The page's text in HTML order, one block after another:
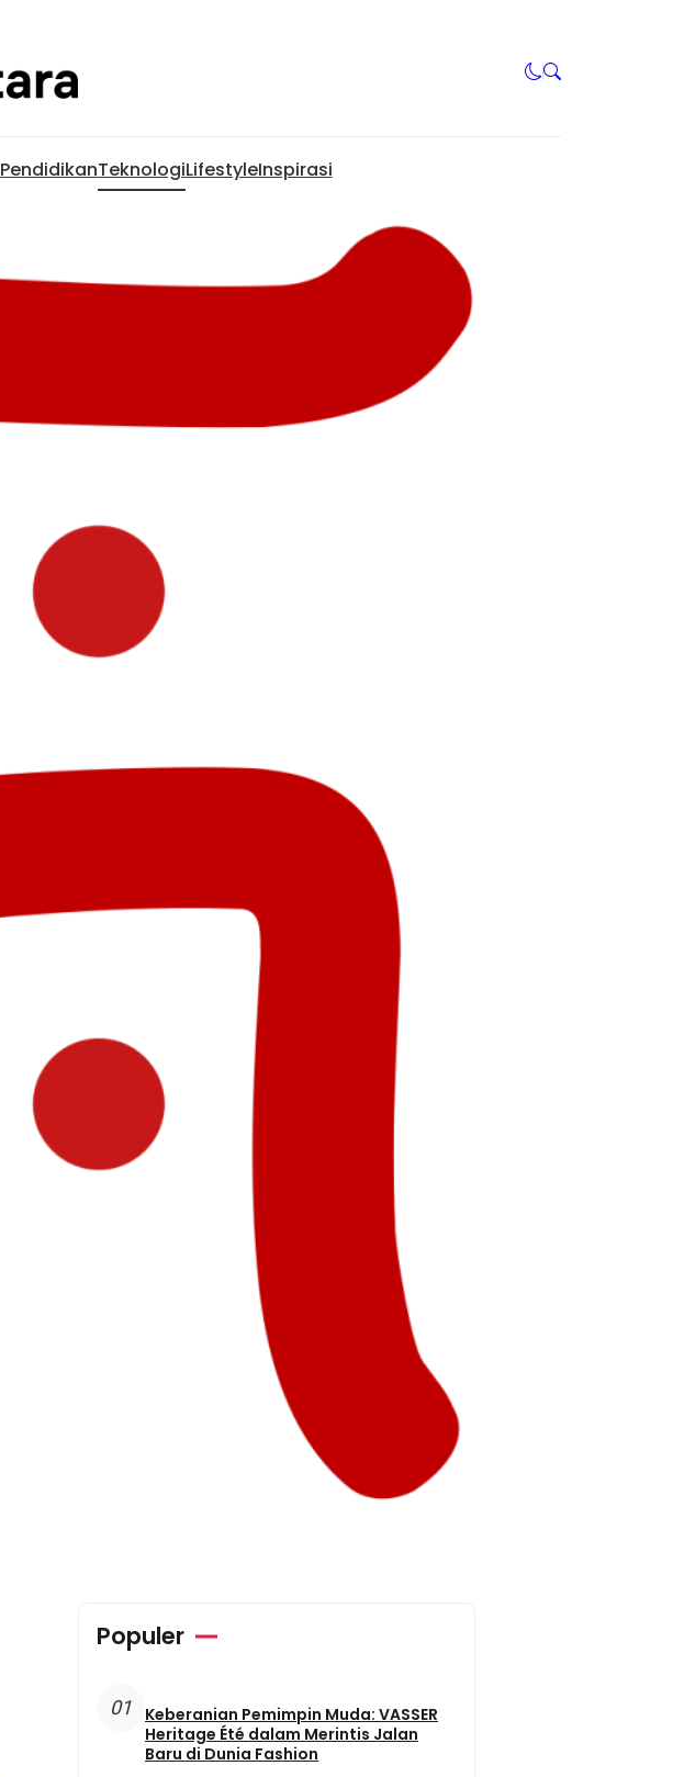
PendidikanTeknologiLifestyleInspirasi
Populer
01
Keberanian Pemimpin Muda: VASSER
Heritage Été dalam Merintis Jalan
Baru di Dunia Fashion